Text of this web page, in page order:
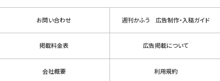
お問い合わせ 週刊かふう 広告制作・入稿ガイド
掲載料金表 広告掲載について
会社概要 利用規約